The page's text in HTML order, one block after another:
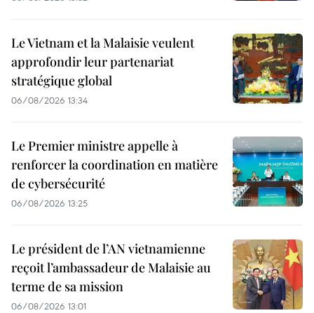
Le Vietnam et la Malaisie veulent
approfondir leur partenariat
stratégique global
06/08/2026 13:34
Le Premier ministre appelle à
renforcer la coordination en matière
de cybersécurité
06/08/2026 13:25
Le président de l’AN vietnamienne
reçoit l’ambassadeur de Malaisie au
terme de sa mission
06/08/2026 13:01